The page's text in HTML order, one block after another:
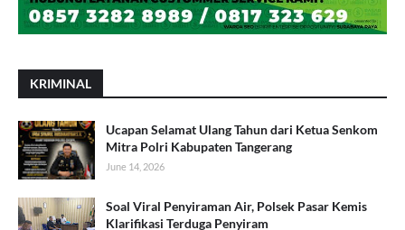
KRIMINAL
Ucapan Selamat Ulang Tahun dari Ketua Senkom
Mitra Polri Kabupaten Tangerang
June 14, 2026
Soal Viral Penyiraman Air, Polsek Pasar Kemis
Klarifikasi Terduga Penyiram